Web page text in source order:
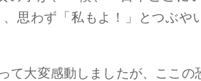
思わず「私もよ！」とつぶや
て大変感動しましたが、ここの